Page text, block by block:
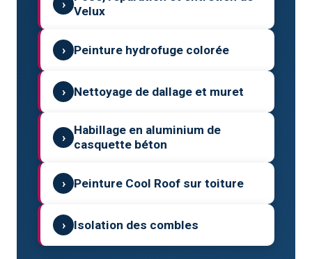
›
Velux
› Peinture hydrofuge colorée
› Nettoyage de dallage et muret
›
Habillage en aluminium de
casquette béton
› Peinture Cool Roof sur toiture
› Isolation des combles